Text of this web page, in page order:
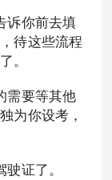
诉你前去填
待这些流程
。
需要等其他
为你设考，
证了。